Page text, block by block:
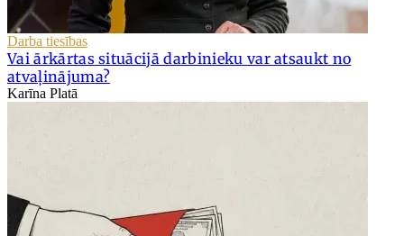
Darba tiesības
Vai ārkārtas situācijā darbinieku var atsaukt no
atvaļinājuma?
Karīna Platā